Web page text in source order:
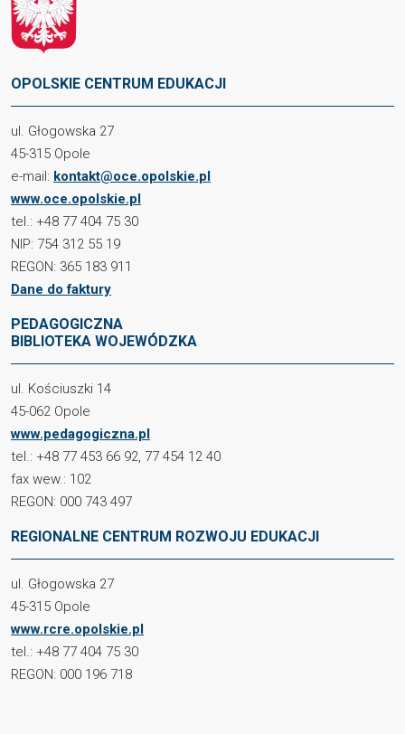
OPOLSKIE CENTRUM EDUKACJI
ul. Głogowska 27
45-315 Opole
e-mail: kontakt@oce.opolskie.pl
www.oce.opolskie.pl
tel.: +48 77 404 75 30
NIP: 754 312 55 19
REGON: 365 183 911
Dane do faktury
PEDAGOGICZNA
BIBLIOTEKA WOJEWÓDZKA
ul. Kościuszki 14
45-062 Opole
www.pedagogiczna.pl
tel.: +48 77 453 66 92, 77 454 12 40
fax wew.: 102
REGON: 000 743 497
REGIONALNE CENTRUM ROZWOJU EDUKACJI
ul. Głogowska 27
45-315 Opole
www.rcre.opolskie.pl
tel.: +48 77 404 75 30
REGON: 000 196 718